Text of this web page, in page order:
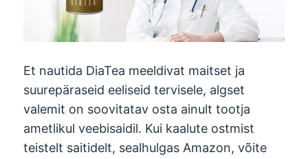
Et nautida DiaTea meeldivat maitset ja
suurepäraseid eeliseid tervisele, algset
valemit on soovitatav osta ainult tootja
ametlikul veebisaidil. Kui kaalute ostmist
teistelt saitidelt, sealhulgas Amazon, võite